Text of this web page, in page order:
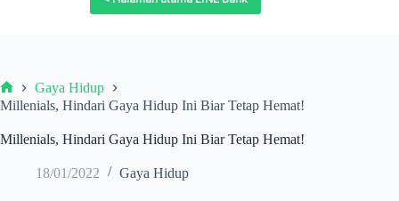
Beranda
Gaya Hidup
Millenials, Hindari Gaya Hidup Ini Biar Tetap Hemat!
Millenials, Hindari Gaya Hidup Ini Biar Tetap Hemat!
18/01/2022 Gaya Hidup